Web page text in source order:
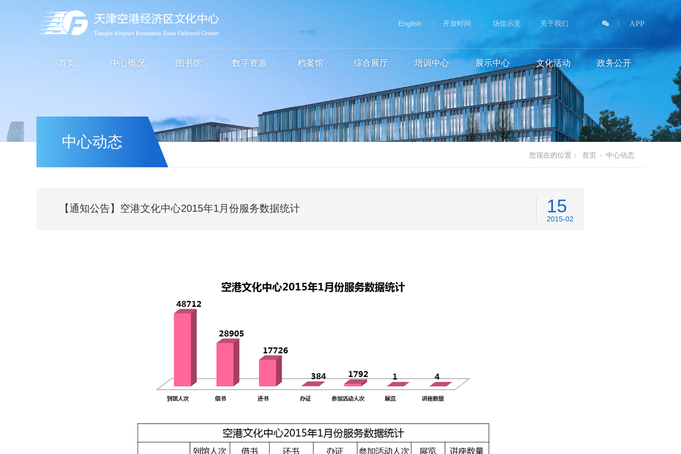
English | 开放时间 | 场馆示意 | 关于我们 | APP
首页 中心概况 图书馆 数字资源 档案馆 综合展厅 培训中心 展示中心 文化活动 政务公开
您现在的位置： 首页 - 中心动态
中心动态
【通知公告】空港文化中心2015年1月份服务数据统计 15
2015-02